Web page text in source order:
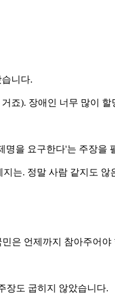
니다.
죠). 장애인 너무 많이
을 요구한다'는 주장을
는. 정말 사람 같지도
은 언제까지 참아주어야
장도 굽히지 않았습니다.